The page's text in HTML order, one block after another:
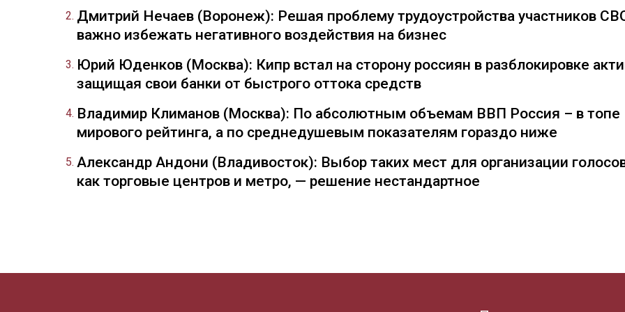
Дмитрий Нечаев (Воронеж): Решая проблему трудоустройства участников
важно избежать негативного воздействия на бизнес
Юрий Юденков (Москва): Кипр встал на сторону россиян в разблокировке
защищая свои банки от быстрого оттока средств
Владимир Климанов (Москва): По абсолютным объемам ВВП Россия – в топе
мирового рейтинга, а по среднедушевым показателям гораздо ниже
Александр Андони (Владивосток): Выбор таких мест для организации
как торговые центров и метро, — решение нестандартное